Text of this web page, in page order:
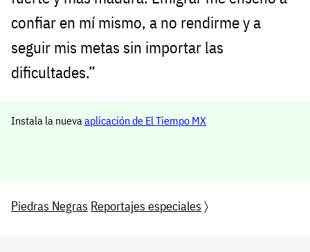
confiar en mí mismo, a no rendirme y a
seguir mis metas sin importar las
dificultades.”
Instala la nueva aplicación de El Tiempo MX
Piedras Negras Reportajes especiales 〉